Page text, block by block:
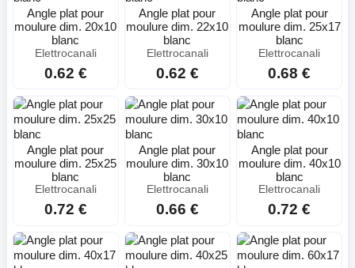
Angle plat pour
moulure dim. 20x10
blanc
Elettrocanali
0.62 €
Angle plat pour
moulure dim. 22x10
blanc
Elettrocanali
0.62 €
Angle plat pour
moulure dim. 25x17
blanc
Elettrocanali
0.68 €
Angle plat pour
moulure dim. 25x25
blanc
Elettrocanali
0.72 €
Angle plat pour
moulure dim. 30x10
blanc
Elettrocanali
0.66 €
Angle plat pour
moulure dim. 40x10
blanc
Elettrocanali
0.72 €